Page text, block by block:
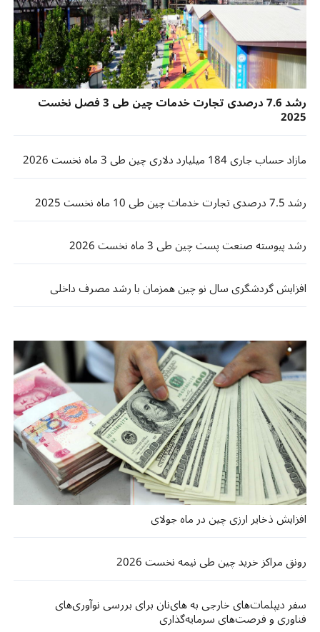
رشد 7.6 درصدی تجارت خدمات چین طی 3 فصل نخست
2025
مازاد حساب جاری 184 میلیارد دلاری چین طی 3 ‌ماه نخست 2026
رشد 7.5 درصدی تجارت خدمات چین طی 10 ماه نخست 2025
رشد پیوسته صنعت پست چین طی 3 ماه نخست 2026
افزایش گردشگری سال نو چین همزمان با رشد مصرف داخلی
افزایش ذخایر ارزی چین در ماه جولای
رونق مراکز خرید چین طی نیمه نخست 2026
سفر دیپلمات‌های خارجی به های‌نان برای بررسی نوآوری‌های
فناوری و فرصت‌های سرمایه‌گذاری